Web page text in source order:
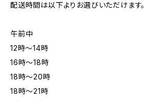
配送時間は以下よりお選びいただけます。
午前中
12時〜14時
16時〜18時
18時〜20時
18時〜21時